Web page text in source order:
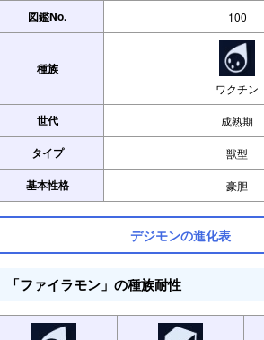
図鑑No. 100
種族
ワクチン
世代 成熟期
タイプ 獣型
基本性格 豪胆
デジモンの進化表
「ファイラモン」の種族耐性